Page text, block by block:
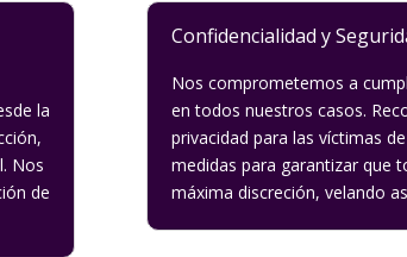
la
Nos
de
Confidencialidad y
Nos comprometemos a
en todos nuestros casos.
privacidad para las víctimas
medidas para garantizar que
máxima discreción, velando